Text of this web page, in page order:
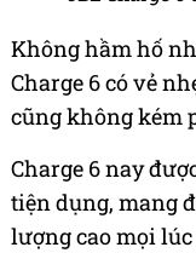
Không hầm hố
Charge 6 có vẻ
cũng không kém
Charge 6 nay
tiện dụng, mang
lượng cao mọi